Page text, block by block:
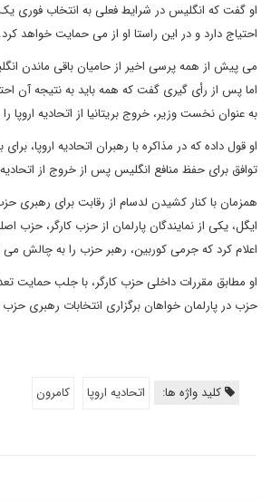
او گفت که انگلیس در شرایط فعلی به انتخاب فوری
احتیاج دارد و در این راستا او از می حمایت خواهد کرد.
می پیش از همه پرسی اخیر از حامیان باقی ماندن
اما پس از رأی گیری گفت که همه باید به نتیجه آن
به عنوان نخست وزیر، خروج بریتانیا از اتحادیه اروپا
او قول داده که در مذاکره با رهبران اتحادیه اروپا،
توافق برای حفظ منافع انگلیس پس از خروج از
همزمان با کنار کشیدن لدسام از رقابت برای رهبری
ایگل، یکی از نمایندگان پارلمان از حزب کارگر، حزب
اعلام کرد که جرمی کوربین، رهبر حزب را به چالش
او مطابق مقررات داخلی حزب کارگر، با جلب حمایت
حزب در پارلمان خواهان برگزاری انتخابات رهبری
کلید واژه ها: اتحادیه اروپا کامرون